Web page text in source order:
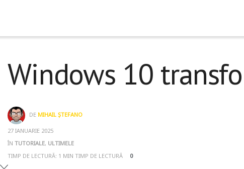
Windows 10
DE MIHAIL ȘTEFANO
27 IANUARIE 2025
ÎN TUTORIALE, ULTIMELE
TIMP DE LECTURĂ: 1 MIN TIMP DE LECTURĂ
0